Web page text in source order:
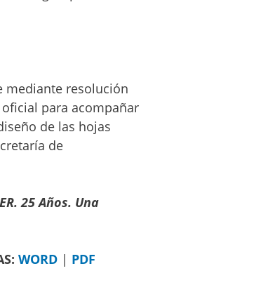
mediante resolución
para acompañar
de las hojas
de
25 Años. Una
WORD | PDF